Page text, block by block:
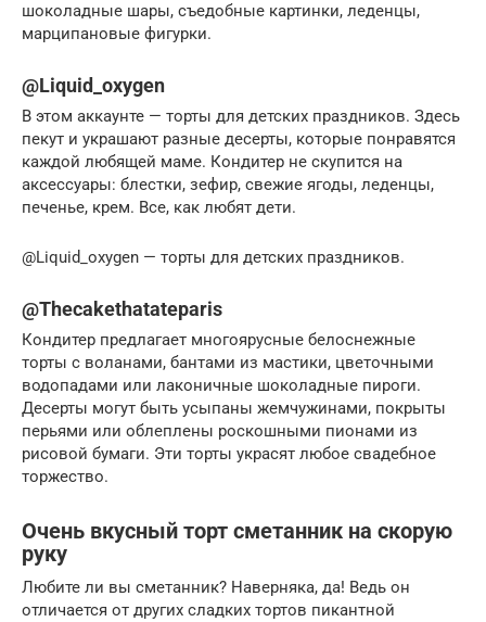
шоколадные шары, съедобные картинки, леденцы,
марципановые фигурки.
@Liquid_oxygen
В этом аккаунте — торты для детских праздников. Здесь
пекут и украшают разные десерты, которые понравятся
каждой любящей маме. Кондитер не скупится на
аксессуары: блестки, зефир, свежие ягоды, леденцы,
печенье, крем. Все, как любят дети.
@Liquid_oxygen — торты для детских праздников.
@Thecakethatateparis
Кондитер предлагает многоярусные белоснежные
торты с воланами, бантами из мастики, цветочными
водопадами или лаконичные шоколадные пироги.
Десерты могут быть усыпаны жемчужинами, покрыты
перьями или облеплены роскошными пионами из
рисовой бумаги. Эти торты украсят любое свадебное
торжество.
Очень вкусный торт сметанник на скорую
руку
Любите ли вы сметанник? Наверняка, да! Ведь он
отличается от других сладких тортов пикантной